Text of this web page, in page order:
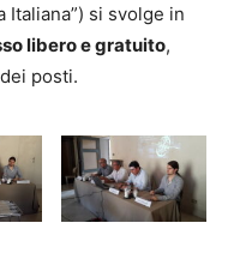
Italiana”) si svolge in
libero e gratuito,
posti.